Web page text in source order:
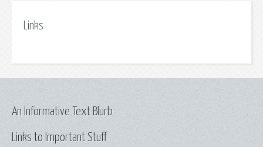
Links
Links to Important Stuff
An Informative Text Blurb